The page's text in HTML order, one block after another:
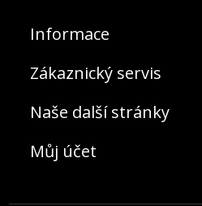
Informace
Zákaznický servis
Naše další stránky
Můj účet